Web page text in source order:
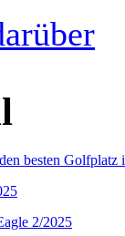
besten
2/2025